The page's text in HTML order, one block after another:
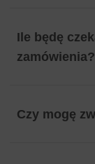
Ile będę
zamówienia?
Czy mogę